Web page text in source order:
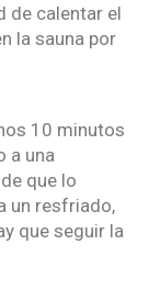
de calentar el
la sauna por
10 minutos
a una
que lo
un resfriado,
que seguir la